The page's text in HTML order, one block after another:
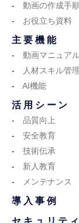
動画の作成手
お役立ち資料
主要機能
動画マニュア
人材スキル管
AI機能
活用シーン
品質向上
安全教育
技術伝承
新人教育
メンテナンス
導入事例